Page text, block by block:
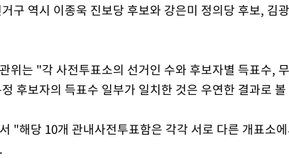
구 역시 이종욱 진보당 후보와 강은미 정의당 후보, 김
위는 "각 사전투표소의 선거인 수와 후보자별 득표수,
후보자의 득표수 일부가 일치한 것은 우연한 결과로
"해당 10개 관내사전투표함은 각각 서로 다른 개표소